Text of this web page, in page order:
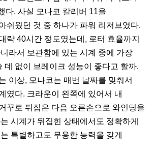
다. 사실 모나코 칼리버 11을
쉬웠던 것 중 하나가 파워 리저브였다.
략 40시간 정도였는데, 로터 효율까지
라서 보관함에 있는 시계 중에 가장
데 없이 브레이크 성능이 좋다고 할까.
이상, 모나코는 매번 날짜를 맞춰서
였다. 크라운이 왼쪽에 있어서 내
꾸로 뒤집은 다음 오른손으로 와인딩을
시계가 뒤집힌 상태에서도 정확하게
특별하고도 무용한 능력을 갖게